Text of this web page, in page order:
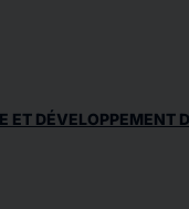
ET DÉVELOPPEMENT